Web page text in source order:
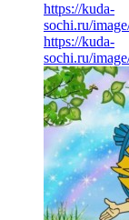
https://kuda-
sochi.ru/
https://kuda-
sochi.ru/